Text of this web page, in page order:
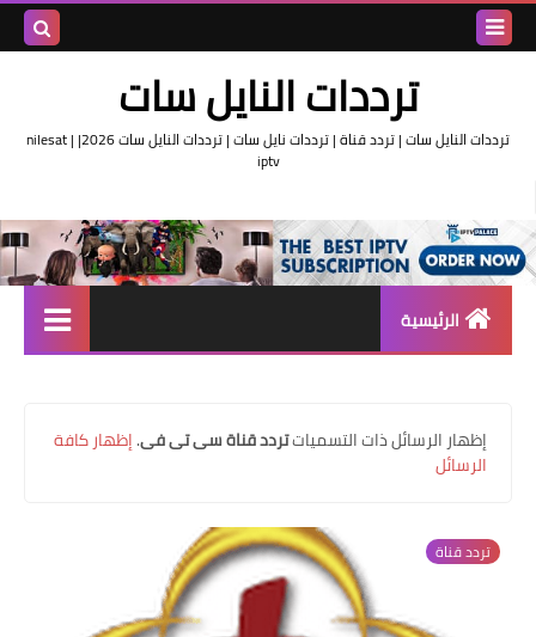
ترددات النايل سات
ترددات النايل سات | تردد قناة | ترددات نايل سات | ترددات النايل سات 2026| nilesat |
iptv
الرئيسية
اقوى ترددات النايل سات
تردد قناة
nilesat
‏إظهار الرسائل ذات التسمياتتردد قناة سى تى فى.إظهار كافة
الرسائل
تردد قناة